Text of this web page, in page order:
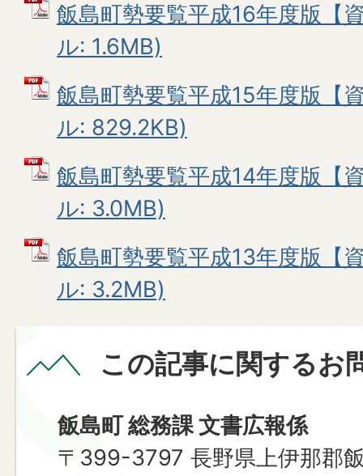
飯島町勢要覧平成16年度版【
ル: 1.6MB)
飯島町勢要覧平成15年度版【
ル: 829.2KB)
飯島町勢要覧平成14年度版【
ル: 3.0MB)
飯島町勢要覧平成13年度版【
ル: 3.2MB)
この記事に関するお
飯島町 総務課 文書広報係
〒399-3797 長野県上伊那郡